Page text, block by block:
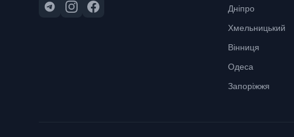
Дніпро
Хмельницький
Вінниця
Одеса
Запоріжжя